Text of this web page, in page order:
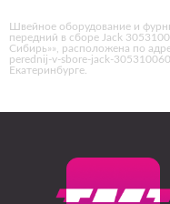
Швейное оборудование и
передний в сборе Jack
Сибирь»», расположена по
perednij-v-sbore-jack-
Екатеринбурге.